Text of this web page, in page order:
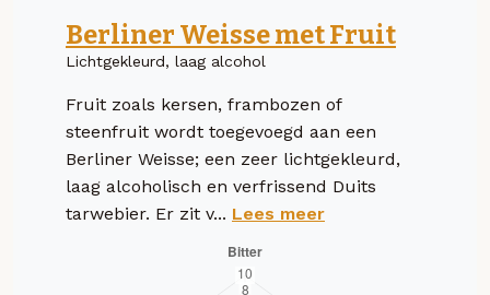
Berliner Weisse met Fruit
Lichtgekleurd, laag alcohol
Fruit zoals kersen, frambozen of
steenfruit wordt toegevoegd aan een
Berliner Weisse; een zeer lichtgekleurd,
laag alcoholisch en verfrissend Duits
tarwebier. Er zit v... Lees meer